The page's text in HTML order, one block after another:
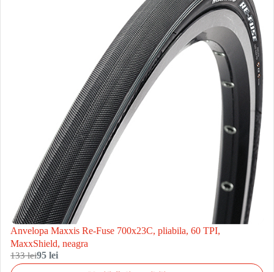
Anvelopa Maxxis Re-Fuse 700x23C, pliabila, 60 TPI,
MaxxShield, neagra
133 lei95 lei